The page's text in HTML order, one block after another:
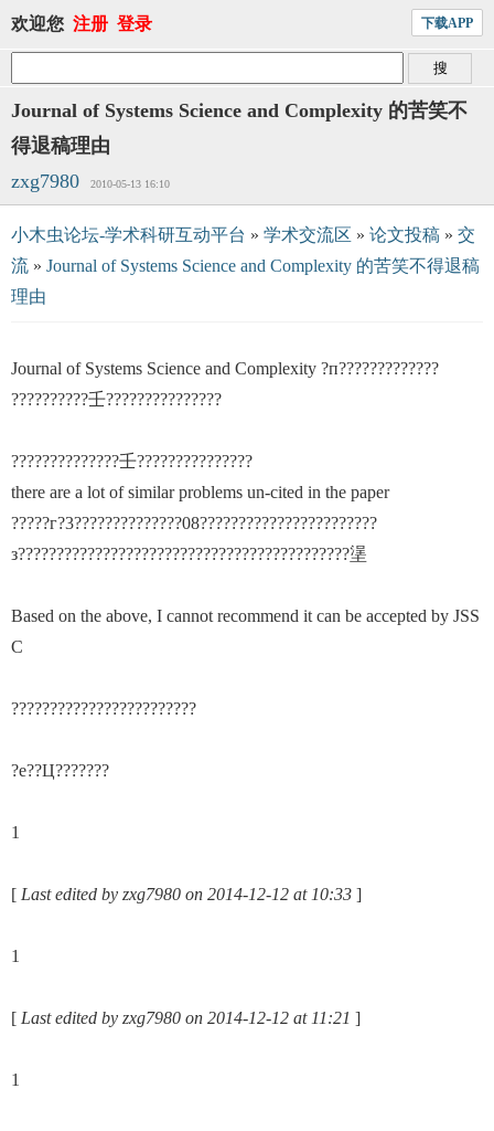
欢迎您 注册 登录 下载APP
Journal of Systems Science and Complexity 的苦笑不
得退稿理由
zxg7980
2010-05-13 16:10
小木虫论坛-学术科研互动平台 » 学术交流区 » 论文投稿 » 交
流 » Journal of Systems Science and Complexity 的苦笑不得退稿
理由
Journal of Systems Science and Complexity ?п?????????????
??????????壬???????????????
??????????????壬???????????????
there are a lot of similar problems un-cited in the paper
?????г?3??????????????08???????????????????????
з???????????????????????????????????????????塣
Based on the above, I cannot recommend it can be accepted by JSS
C
????????????????????????
?е??Ц???????
1
[ Last edited by zxg7980 on 2014-12-12 at 10:33 ]
1
[ Last edited by zxg7980 on 2014-12-12 at 11:21 ]
1